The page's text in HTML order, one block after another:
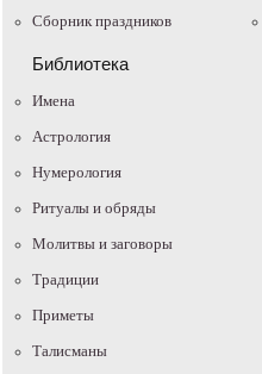
Сборник праздников
Библиотека
Имена
Астрология
Нумерология
Ритуалы и обряды
Молитвы и заговоры
Традиции
Приметы
Талисманы